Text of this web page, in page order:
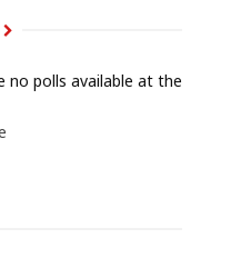
no polls available at the